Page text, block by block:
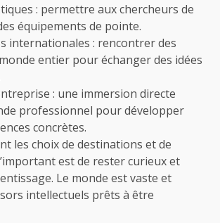
: permettre aux chercheurs de
équipements de pointe.
internationales : rencontrer des
entier pour échanger des idées
: une immersion directe
professionnel pour développer
concrètes.
les choix de destinations et de
est de rester curieux et
Le monde est vaste et
intellectuels prêts à être